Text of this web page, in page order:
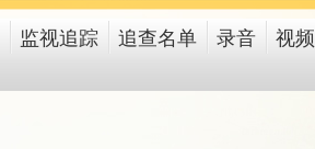
监视追踪 追查名单 录音 视频